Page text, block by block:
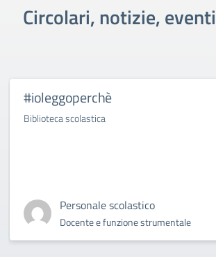
Circolari, notizie,
#ioleggoperchè
Biblioteca scolastica
Personale scolastico
Docente e funzione strumentale